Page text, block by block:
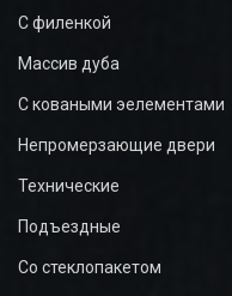
С филенкой
Массив дуба
С коваными эелементами
Непромерзающие двери
Технические
Подъездные
Со стеклопакетом